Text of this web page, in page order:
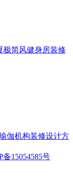
极简风健身房装修
伽机构装修设计方
15054585号